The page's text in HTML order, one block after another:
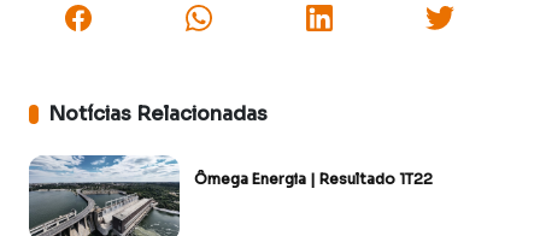
Notícias Relacionadas
Ômega Energia | Resultado 1T22